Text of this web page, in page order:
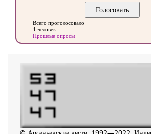
Всего проголосовало
1 человек
Прошлые опросы